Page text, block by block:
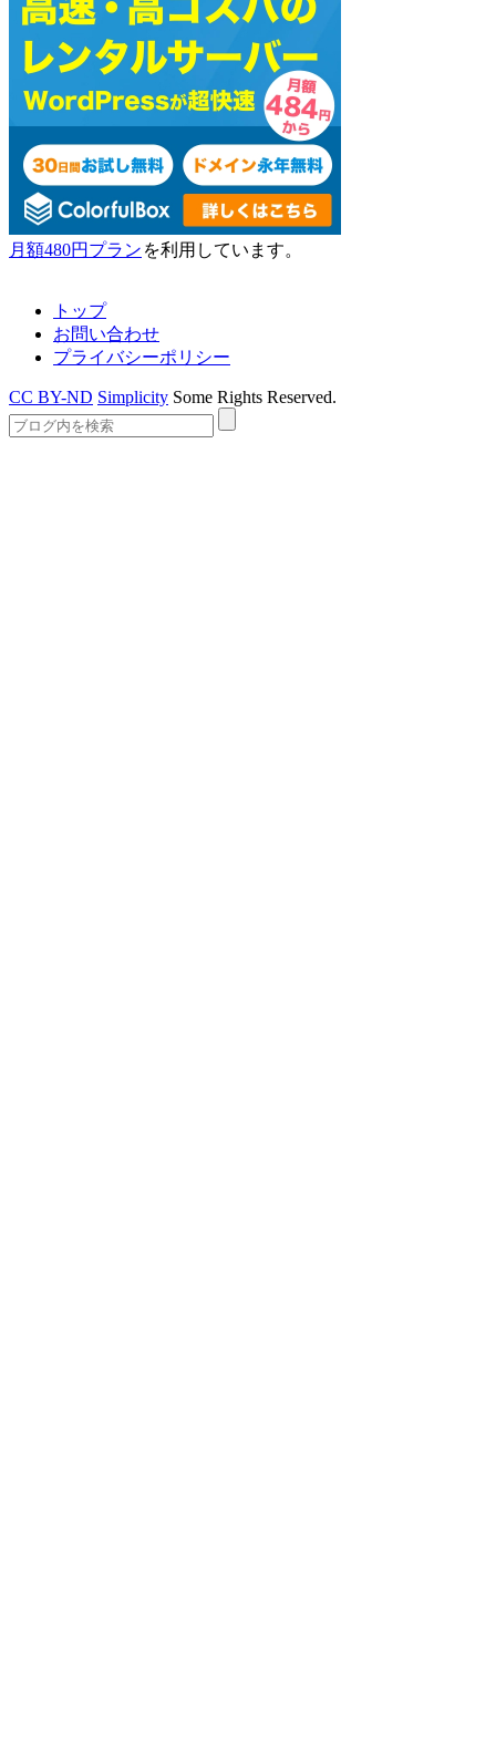
月額480円プラン を利用しています。
トップ
お問い合わせ
プライバシーポリシー
CC BY-ND Simplicity Some Rights Reserved.